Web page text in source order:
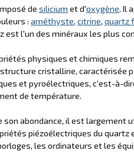
de silicium et d'oxygène. Il
: améthyste, citrine, quartz
est l'un des minéraux les plus
physiques et chimiques
cristalline, caractérisée
et pyroélectriques, c'est-à-
de température.
son abondance, il est
piézoélectriques du
les ordinateurs et les